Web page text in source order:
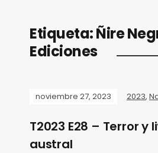
Etiqueta:Ñire
Ediciones
noviembre 27, 2023 2023,
T2023 E28 – Terror y
austral